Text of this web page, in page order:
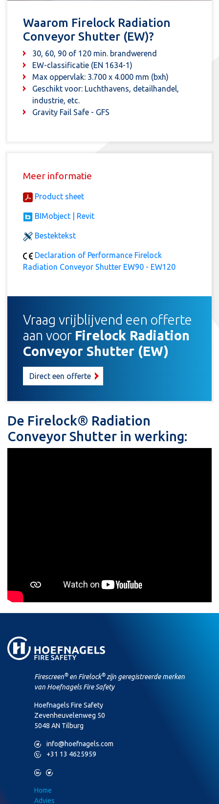
Waarom Firelock Radiation
Conveyor Shutter (EW)?
30, 60, 90 of 120 min. brandwerend
EW-classificatie (EN 1634-1)
Max oppervlak: 3.700 x 4.000 mm (bxh)
Geschikt voor: Luchthavens, detailhandel,
industrie, etc.
Gravity Fail Safe - GFS
Meer informatie
Product sheet
BIMobject | Revit
Bestektekst
Declaration of Performance Firelock
Radiation Conveyor Shutter EW90 - EW120
Vraag vrijblijvend een offerte
aan voor Firelock Radiation
Conveyor Shutter (EW)
Direct een offerte
De Firelock® Radiation
Conveyor Shutter in werking:
Firescreen® en Firelock® zijn geregistreerde merken
van Hoefnagels Fire Safety
Hoefnagels Fire Safety
Zevenheuvelenweg 50
5048 AN Tilburg
M info@hoefnagels.com
P +31 13 4625959
L T
Home
Advies